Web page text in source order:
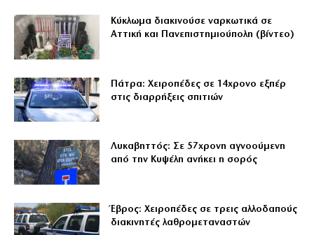
Κύκλωμα διακινούσε ναρκωτικά σε
Αττική και Πανεπιστημιούπολη (βίντεο)
Πάτρα: Χειροπέδες σε 14χρονο εξπέρ
στις διαρρήξεις σπιτιών
Λυκαβηττός: Σε 57χρονη αγνοούμενη
από την Κυψέλη ανήκει η σορός
Έβρος: Χειροπέδες σε τρεις αλλοδαπούς
διακινητές λαθρομεταναστών